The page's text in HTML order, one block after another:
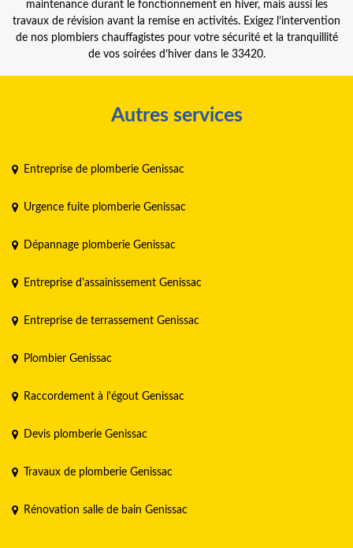
maintenance durant le fonctionnement en hiver, mais aussi les
travaux de révision avant la remise en activités. Exigez l’intervention
de nos plombiers chauffagistes pour votre sécurité et la tranquillité
de vos soirées d’hiver dans le 33420.
Autres services
Entreprise de plomberie Genissac
Urgence fuite plomberie Genissac
Dépannage plomberie Genissac
Entreprise d'assainissement Genissac
Entreprise de terrassement Genissac
Plombier Genissac
Raccordement à l'égout Genissac
Devis plomberie Genissac
Travaux de plomberie Genissac
Rénovation salle de bain Genissac